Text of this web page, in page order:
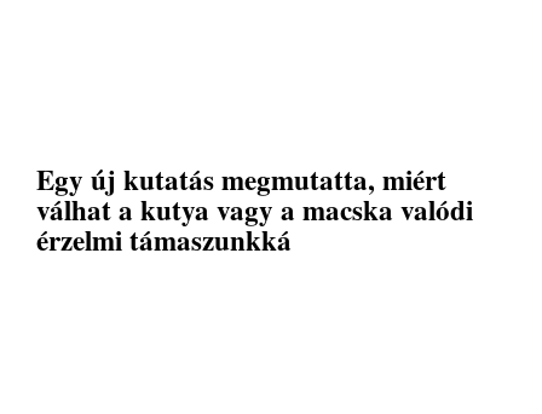
Egy új kutatás megmutatta, miért
válhat a kutya vagy a macska valódi
érzelmi támaszunkká